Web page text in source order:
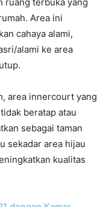
Area ini
cahaya alami,
alami ke area
area innercourt yang
beratap atau
sebagai taman
sekadar area hijau
kualitas